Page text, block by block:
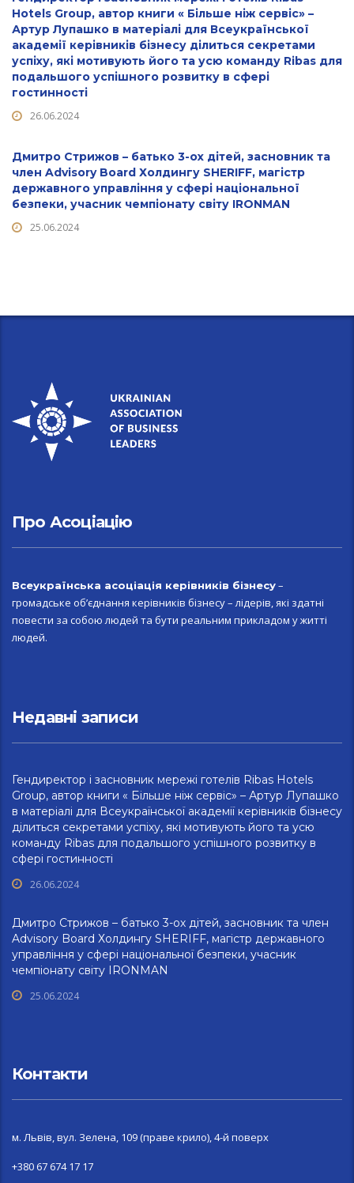
Hotels Group, автор книги « Більше ніж сервіс» –
Артур Лупашко в матеріалі для Всеукраїнської
академії керівників бізнесу ділиться секретами
успіху, які мотивують його та усю команду Ribas для
подальшого успішного розвитку в сфері
гостинності
26.06.2024
Дмитро Стрижов – батько 3-ох дітей, засновник та
член Advisory Board Холдингу SHERIFF, магістр
державного управління у сфері національної
безпеки, учасник чемпіонату світу IRONMAN
25.06.2024
Про Асоціацію
Всеукраїнська асоціація керівників бізнесу–
громадське об’єднання керівників бізнесу – лідерів, які здатні
повести за собою людей та бути реальним прикладом у житті
людей.
Недавні записи
Гендиректор і засновник мережі готелів Ribas Hotels
Group, автор книги « Більше ніж сервіс» – Артур Лупашко
в матеріалі для Всеукраїнської академії керівників бізнесу
ділиться секретами успіху, які мотивують його та усю
команду Ribas для подальшого успішного розвитку в
сфері гостинності
26.06.2024
Дмитро Стрижов – батько 3-ох дітей, засновник та член
Advisory Board Холдингу SHERIFF, магістр державного
управління у сфері національної безпеки, учасник
чемпіонату світу IRONMAN
25.06.2024
Контакти
м. Львів, вул. Зелена, 109 (праве крило), 4-й поверх
+380 67 674 17 17